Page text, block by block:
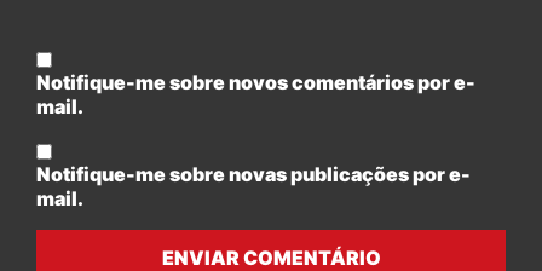
Notifique-me sobre novos comentários por e-
mail.
Notifique-me sobre novas publicações por e-
mail.
ENVIAR COMENTÁRIO